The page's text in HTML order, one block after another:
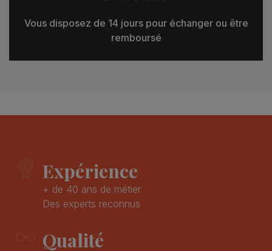
Vous disposez de 14 jours pour échanger ou être
remboursé
Expérience
+ de 40 ans de métier
Des experts reconnus
Qualité